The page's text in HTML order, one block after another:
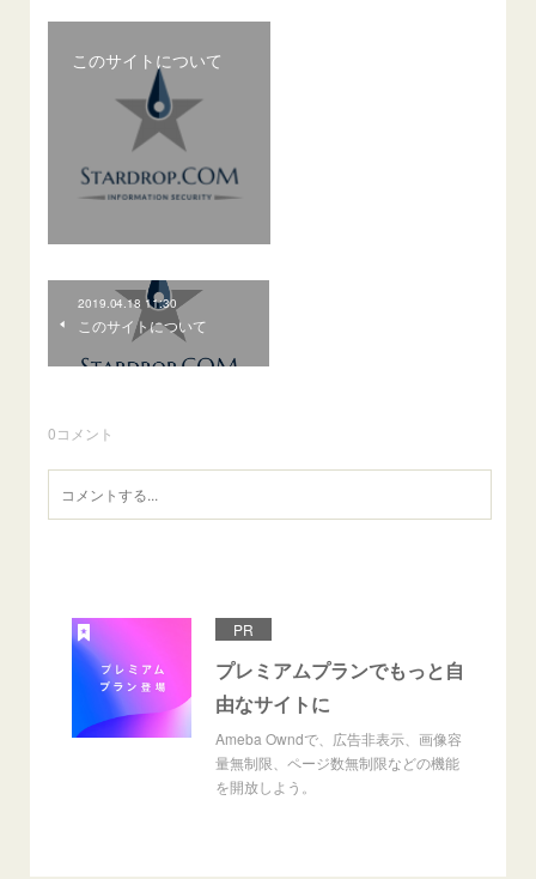
このサイトについて
2019.04.18 11:30
このサイトについて
0コメント
PR
プレミアムプランでもっと自
由なサイトに
Ameba Owndで、広告非表示、画像容
量無制限、ページ数無制限などの機能
を開放しよう。